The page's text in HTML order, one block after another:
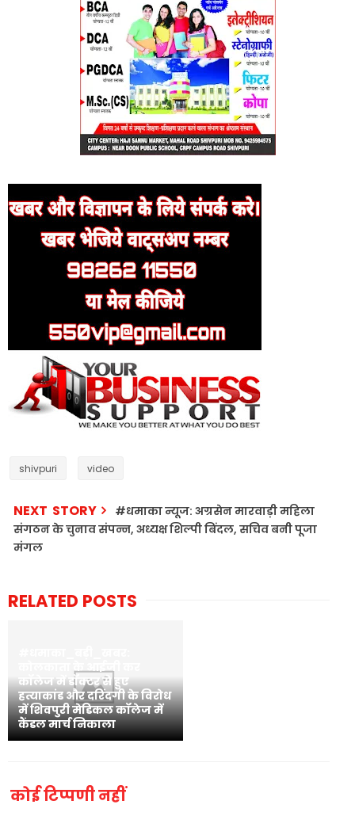
shivpuri video
NEXT STORY
#धमाका न्यूज: अग्रसेन मारवाड़ी महिला
संगठन के चुनाव संपन्न, अध्यक्ष शिल्पी बिंदल, सचिव बनी पूजा
मंगल
RELATED POSTS
कोलकाता के आईजी कर
कॉलेज में डॉक्टर से हुए
हत्याकांड और दरिंदगी के विरोध
में शिवपुरी मेडिकल कॉलेज में
कैंडल मार्च निकाला
कोई टिप्पणी नहीं